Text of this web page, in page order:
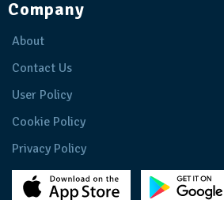
Company
About
Contact Us
User Policy
Cookie Policy
Privacy Policy